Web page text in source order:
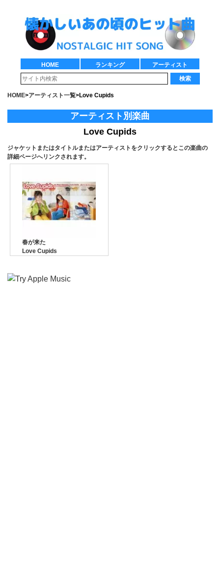
HOME ランキング
アーティスト
検索
HOME>アーティスト一覧>Love Cupids
アーティスト別楽曲
Love Cupids
ジャケットまたはタイトルまたはアーティストをクリックするとこの楽曲の
詳細ページへリンクされます。
春が来た
Love Cupids